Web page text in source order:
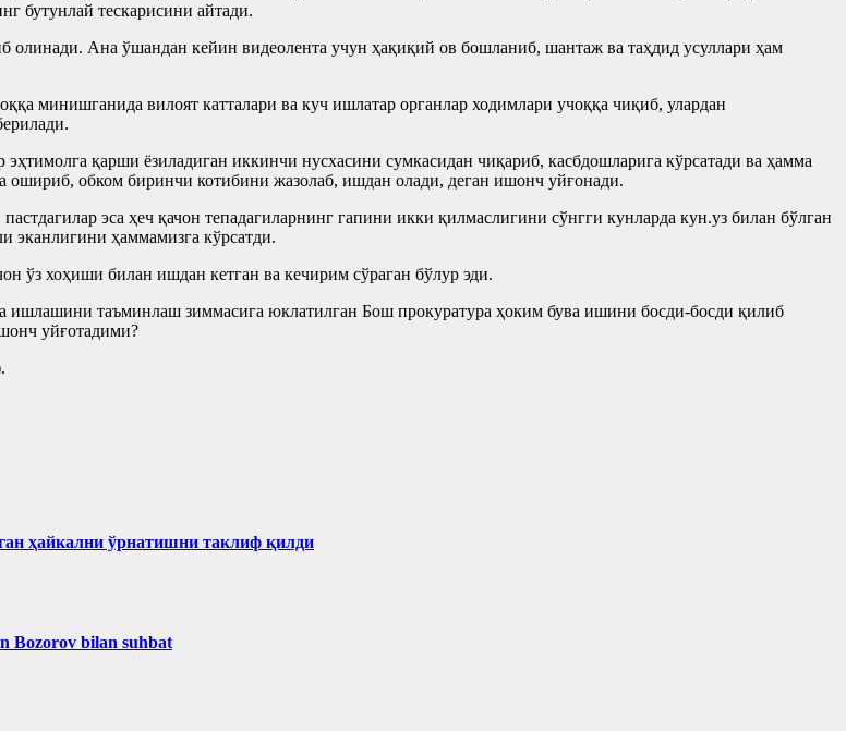
бутунлай тескарисини айтади.
олинади. Ана ўшандан кейин видеолента учун ҳақиқий ов бошланиб, шантаж ва таҳдид усуллари ҳам
минишганида вилоят катталари ва куч ишлатар органлар ходимлари учоққа чиқиб, улардан
қарши ёзиладиган иккинчи нусхасини сумкасидан чиқариб, касбдошларига кўрсатади ва ҳамма
ошириб, обком биринчи котибини жазолаб, ишдан олади, деган ишонч уйғонади.
эса ҳеч қачон тепадагиларнинг гапини икки қилмаслигини сўнгги кунларда кун.уз билан бўлган
эканлигини ҳаммамизга кўрсатди.
ўз хоҳиши билан ишдан кетган ва кечирим сўраган бўлур эди.
ишлашини таъминлаш зиммасига юклатилган Бош прокуратура ҳоким бува ишини босди-босди қилиб
уйғотадими?
ҳайкални ўрнатишни таклиф қилди
Bozorov bilan suhbat